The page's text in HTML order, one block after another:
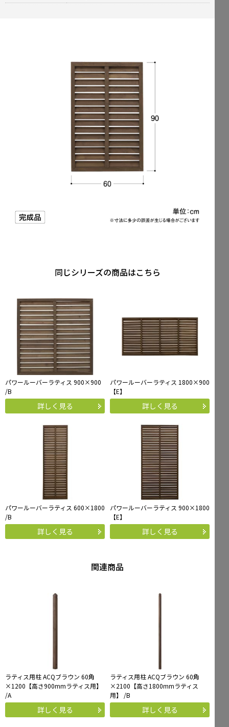
同じシリーズの商品はこちら
パワールーバーラティス 900×900
/B
詳しく見る
パワールーバーラティス 1800×900
【E】
詳しく見る
パワールーバーラティス 600×1800
/B
詳しく見る
パワールーバーラティス 900×1800
【E】
詳しく見る
関連商品
ラティス用柱 ACQブラウン 60角
×1200【高さ900mmラティス用】
/A
詳しく見る
ラティス用柱 ACQブラウン 60角
×2100【高さ1800mmラティス
用】 /B
詳しく見る